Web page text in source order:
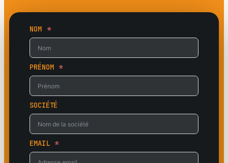
NOM
PRÉNOM
SOCIÉTÉ
EMAIL